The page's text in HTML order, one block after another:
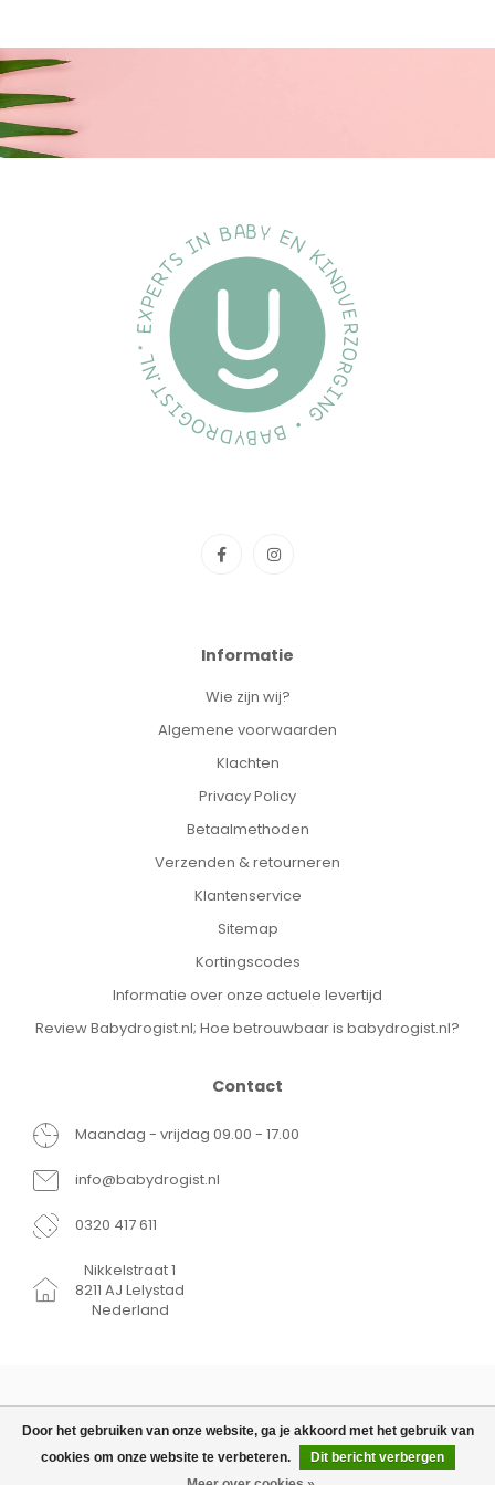
TOEVOEGEN AAN WINKELWAGEN
Door het gebruiken van onze website, ga je akkoord met het gebruik van
cookies om onze website te verbeteren.
Dit bericht verbergen
Informatie
Wie zijn wij?
Algemene voorwaarden
Klachten
Privacy Policy
Betaalmethoden
Verzenden & retourneren
Klantenservice
Sitemap
Kortingscodes
Informatie over onze actuele levertijd
Review Babydrogist.nl; Hoe betrouwbaar is babydrogist.nl?
Contact
Maandag - vrijdag 09.00 - 17.00
info@babydrogist.nl
0320 417 611
Nikkelstraat 1
8211 AJ Lelystad
Nederland
© Copyright 2026 Babydrogist.nl